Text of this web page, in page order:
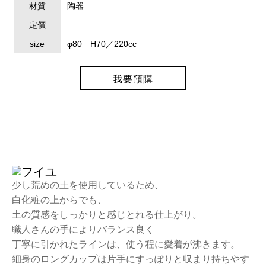
材質
陶器
定價
size φ80 H70／220cc
我要預購
少し荒めの土を使用しているため、
白化粧の上からでも、
土の質感をしっかりと感じとれる仕上がり。
職人さんの手によりバランス良く
丁寧に引かれたラインは、使う程に愛着が沸きます。
細身のロングカップは片手にすっぽりと収まり持ちやす